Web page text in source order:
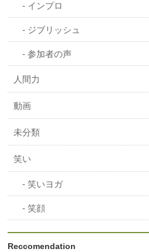
インプロ
ジブリッシュ
参加者の声
人間力
動画
未分類
笑い
笑いヨガ
笑顔
Reccomendation